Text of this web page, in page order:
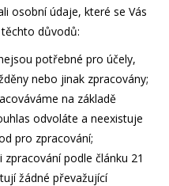
osobní údaje, které se Vás
důvodů:
potřebné pro účely,
nebo jinak zpracovány;
na základě
odvoláte a neexistuje
pro zpracování;
podle článku 21
žádné převažující